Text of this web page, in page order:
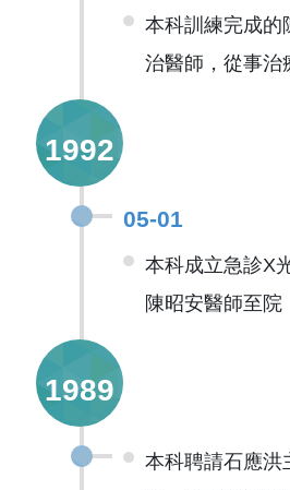
本科訓練完成的
治醫師，從事治
1992
05-01
本科成立急診X
陳昭安醫師至院
1989
本科聘請石應洪